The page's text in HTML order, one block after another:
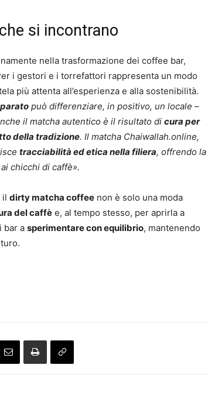
si incontrano
nella trasformazione dei coffee bar,
i gestori e i torrefattori rappresenta un modo
più attenta all’esperienza e alla sostenibilità.
può differenziare, in positivo, un locale –
il matcha autentico è il risultato di cura per
della tradizione. Il matcha Chaiwallah.online,
tracciabilità ed etica nella filiera, offrendo la
chicchi di caffè».
il dirty matcha coffee non è solo una moda
del caffè e, al tempo stesso, per aprirla a
bar a sperimentare con equilibrio, mantenendo